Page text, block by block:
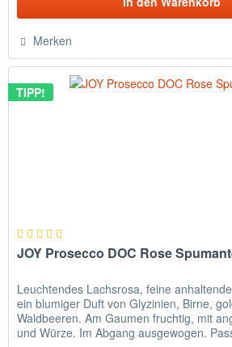
Merken
TIPP!
JOY Prosecco DOC Rose
Leuchtendes Lachsrosa, feine
ein blumiger Duft von Glyzinien, Birne,
Waldbeeren. Am Gaumen fruchtig, mit
und Würze. Im Abgang ausgewogen.